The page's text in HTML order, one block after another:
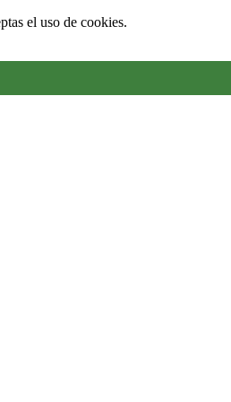
el uso de cookies.